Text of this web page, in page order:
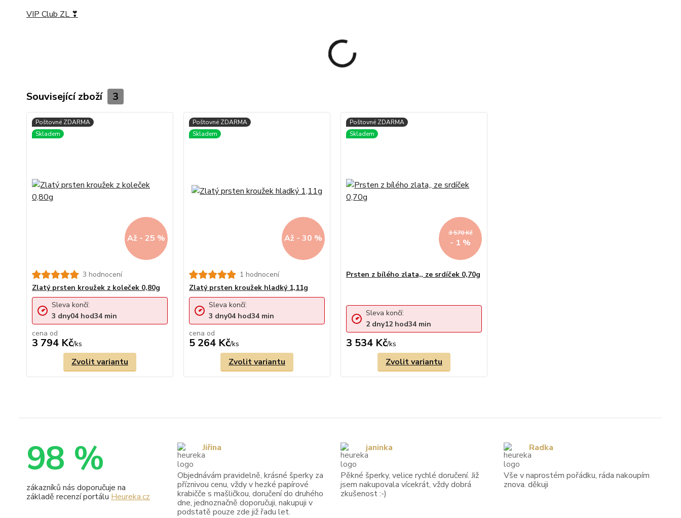
VIP Club ZL ❣
Související zboží 3
Až - 25 %
3 hodnocení
Zlatý prsten kroužek z koleček 0,80g
cena od
3 794 Kč/ks
Sleva končí:
3 dny04 hod34 min
Zvolit variantu
Až - 30 %
1 hodnocení
Zlatý prsten kroužek hladký 1,11g
cena od
5 264 Kč/ks
Sleva končí:
3 dny04 hod34 min
Zvolit variantu
3 570 Kč
- 1 %
Prsten z bílého zlata,, ze srdíček 0,70g
3 534 Kč/ks
Sleva končí:
2 dny12 hod34 min
Zvolit variantu
98 %
zákazníků nás doporučuje na
základě recenzí portálu Heureka.cz
Objednávám pravidelně, krásné šperky za
příznivou cenu, vždy v hezké papírové
krabičče s mašličkou, doručení do druhého
dne, jednoznačně doporučuji, nakupuji v
podstatě pouze zde již řadu let.
Jiřina
Pěkné šperky, velice rychlé doručení. Již
jsem nakupovala vícekrát, vždy dobrá
zkušenost :-)
janinka
Vše v naprostém pořádku, ráda nakoupím
znova. děkuji
Radka